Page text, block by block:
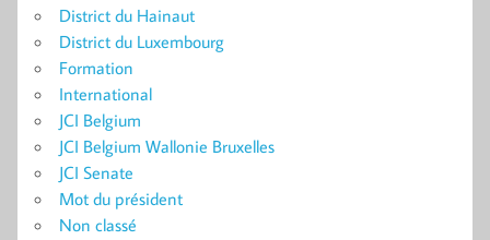
District du Hainaut
District du Luxembourg
Formation
International
JCI Belgium
JCI Belgium Wallonie Bruxelles
JCI Senate
Mot du président
Non classé